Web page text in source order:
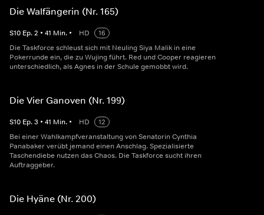
Die Walfängerin (Nr. 165)
S10 Ep.2 • 41 Min. • HD
16
Die Taskforce schleust sich mit Neuling Siya Malik in eine
Pokerrunde ein, die zu Wujing führt. Red und Cooper reagieren
unterschiedlich, als Agnes in der Schule gemobbt wird.
Die Vier Ganoven (Nr. 199)
S10 Ep.3 • 41 Min. • HD
12
Bei einer Wahlkampfveranstaltung von Senatorin Cynthia
Panabaker verübt jemand einen Anschlag. Spezialisierte
Taschendiebe nutzen das Chaos. Die Taskforce sucht ihren
Auftraggeber.
Die Hyäne (Nr. 200)